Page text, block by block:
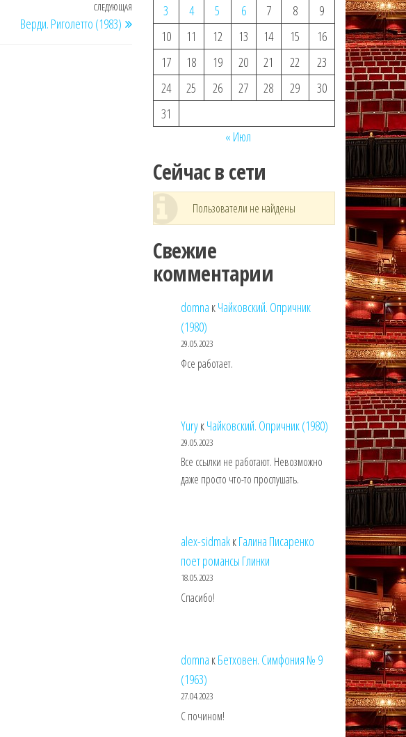
Следующая
запись
СЛЕДУЮЩАЯ
Верди. Риголетто (1983)
3
4 5 6 7 8
9
10
11 12 13 14 15
16
17
18 19 20 21 22
23
24
25 26 27 28 29
30
31
« Июл
Сейчас в сети
Пользователи не найдены
Свежие
комментарии
domna кЧайковский. Опричник
(1980)
29.05.2023
Фсе работает.
YuryкЧайковский. Опричник (1980)
29.05.2023
Все ссылки не работают. Невозможно
даже просто что-то прослушать.
alex-sidmakкГалина Писаренко
поет романсы Глинки
18.05.2023
Спасибо!
domna кБетховен. Симфония № 9
(1963)
27.04.2023
С почином!